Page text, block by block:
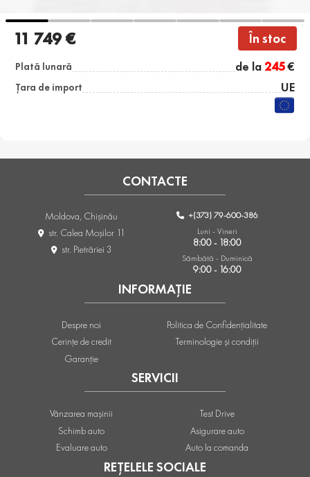
11 749 € În stoc
Plată lunară de la245€
Țara de import UE
SERVICII
Vânzarea mașinii
Schimb auto
Evaluare auto
Test Drive
Asigurare auto
Auto la comanda
INFORMAȚIE
Despre noi
Cerințe de credit
Garanție
Politica de Confidențialitate
Terminologie și condiții
CONTACTE
Moldova, Chişinău
str. Calea Moşilor 11
str. Pietrăriei 3
+(373) 79-600-386
Luni - Vineri
8:00 - 18:00
Sâmbătă - Duminică
9:00 - 16:00
REȚELELE SOCIALE